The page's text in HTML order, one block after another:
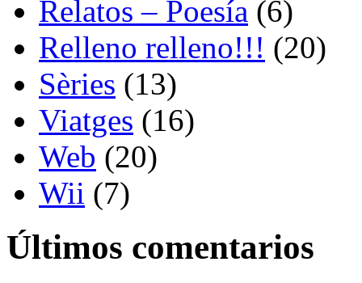
Relatos – Poesía (6)
Relleno relleno!!! (20)
Sèries (13)
Viatges (16)
Web (20)
Wii (7)
Últimos comentarios